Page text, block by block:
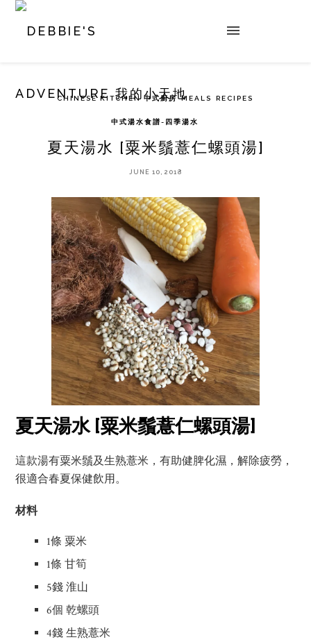
CHINESE KITCHEN 中式廚房 MEALS RECIPES
中式湯水食譜-四季湯水
夏天湯水 [粟米鬚薏仁螺頭湯]
JUNE 10, 2018
夏天湯水 [粟米鬚薏仁螺頭湯]
這款湯有粟米鬚及生熟薏米，有助健脾化濕，解除疲勞，
很適合春夏保健飲用。
材料
1條 粟米
1條 甘筍
5錢 淮山
6個 乾螺頭
4錢 生熟薏米